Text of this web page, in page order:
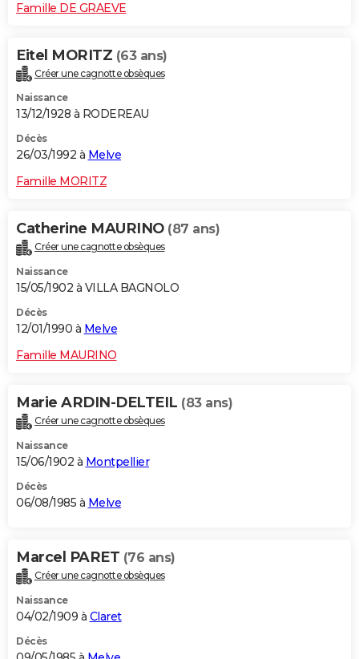
Famille DE GRAEVE
Eitel MORITZ (63 ans)
Créer une cagnotte obsèques
Naissance
13/12/1928 à RODEREAU
Décès
26/03/1992 à Melve
Famille MORITZ
Catherine MAURINO (87 ans)
Créer une cagnotte obsèques
Naissance
15/05/1902 à VILLA BAGNOLO
Décès
12/01/1990 à Melve
Famille MAURINO
Marie ARDIN-DELTEIL (83 ans)
Créer une cagnotte obsèques
Naissance
15/06/1902 à Montpellier
Décès
06/08/1985 à Melve
Marcel PARET (76 ans)
Créer une cagnotte obsèques
Naissance
04/02/1909 à Claret
Décès